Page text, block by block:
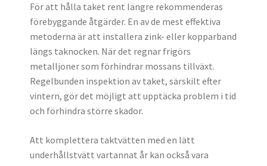
För att hålla taket rent längre rekommenderas
förebyggande åtgärder. En av de mest effektiva
metoderna är att installera zink- eller kopparband
längs taknocken. När det regnar frigörs
metalljoner som förhindrar mossans tillväxt.
Regelbunden inspektion av taket, särskilt efter
vintern, gör det möjligt att upptäcka problem i tid
och förhindra större skador.
Att komplettera taktvätten med en lätt
underhållstvätt vartannat år kan också vara